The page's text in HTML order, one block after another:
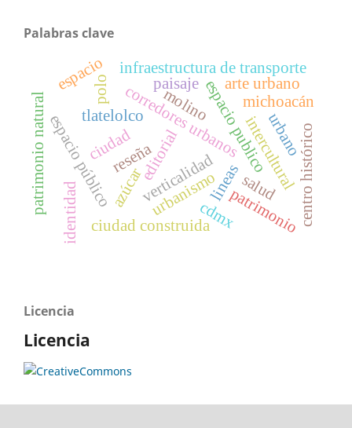
Palabras clave
verticalidadlineas
ciudad
urbanismo
cdmx
corredores urbanos
editorial espacio publico
patrimonio
ciudad construida
espacio públicotlatelolco
salud
paisaje
infraestructura de transporte
reseña
molino
azúcar
michoacán
patrimonio natural intercultural
urbano
polo
espacio
identidad
arte urbano
centro histórico
Licencia
Licencia